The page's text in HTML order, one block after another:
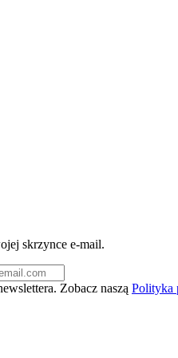
skrzynce e-mail.
Zobacz naszą Polityka